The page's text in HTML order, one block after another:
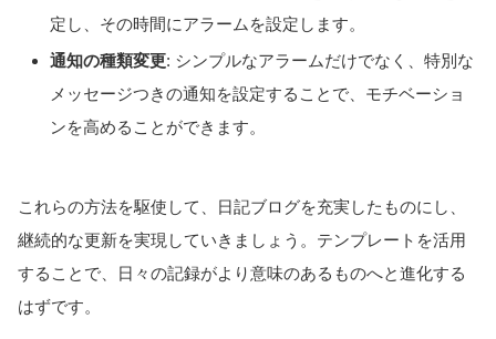
定し、その時間にアラームを設定します。
通知の種類変更: シンプルなアラームだけでなく、特別な
メッセージつきの通知を設定することで、モチベーショ
ンを高めることができます。
これらの方法を駆使して、日記ブログを充実したものにし、
継続的な更新を実現していきましょう。テンプレートを活用
することで、日々の記録がより意味のあるものへと進化する
はずです。